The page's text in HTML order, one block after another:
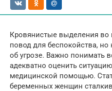
Кровянистые выделения во
повод для беспокойства, но
об угрозе. Важно понимать
адекватно оценить
медицинской помощью.
беременных женщин